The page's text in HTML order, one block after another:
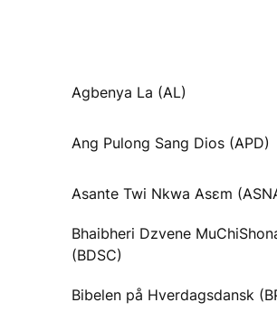
Agbenya La (AL)
Ang Pulong Sang Dios (APD)
Asante Twi Nkwa Asɛm
Bhaibheri Dzvene
(BDSC)
Bibelen på Hverdagsdansk